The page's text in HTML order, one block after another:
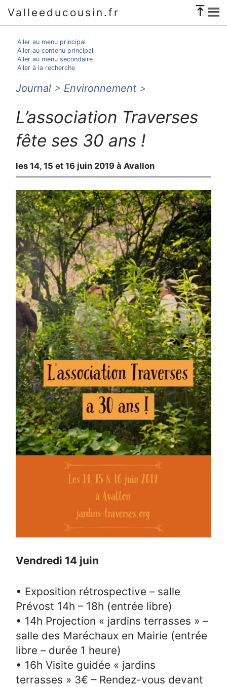
Valleeducousin.fr
Aller au menu principal
Aller au contenu principal
Aller au menu secondaire
Aller à la recherche
Journal > Environnement >
L’association Traverses
fête ses 30 ans !
les 14, 15 et 16 juin 2019 à Avallon
Vendredi 14 juin
• Exposition rétrospective – salle
Prévost 14h – 18h (entrée libre)
• 14h Projection « jardins terrasses » –
salle des Maréchaux en Mairie (entrée
libre – durée 1 heure)
• 16h Visite guidée « jardins
terrasses » 3€ – Rendez-vous devant